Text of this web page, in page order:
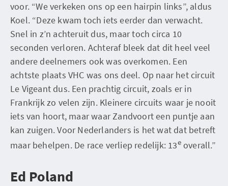
voor. “We verkeken ons op een hairpin links”, aldus
Koel. “Deze kwam toch iets eerder dan verwacht.
Snel in z’n achteruit dus, maar toch circa 10
seconden verloren. Achteraf bleek dat dit heel veel
andere deelnemers ook was overkomen. Een
achtste plaats VHC was ons deel. Op naar het circuit
Le Vigeant dus. Een prachtig circuit, zoals er in
Frankrijk zo velen zijn. Kleinere circuits waar je nooit
iets van hoort, maar waar Zandvoort een puntje aan
kan zuigen. Voor Nederlanders is het wat dat betreft
maar behelpen. De race verliep redelijk: 13eoverall.”
Ed Poland